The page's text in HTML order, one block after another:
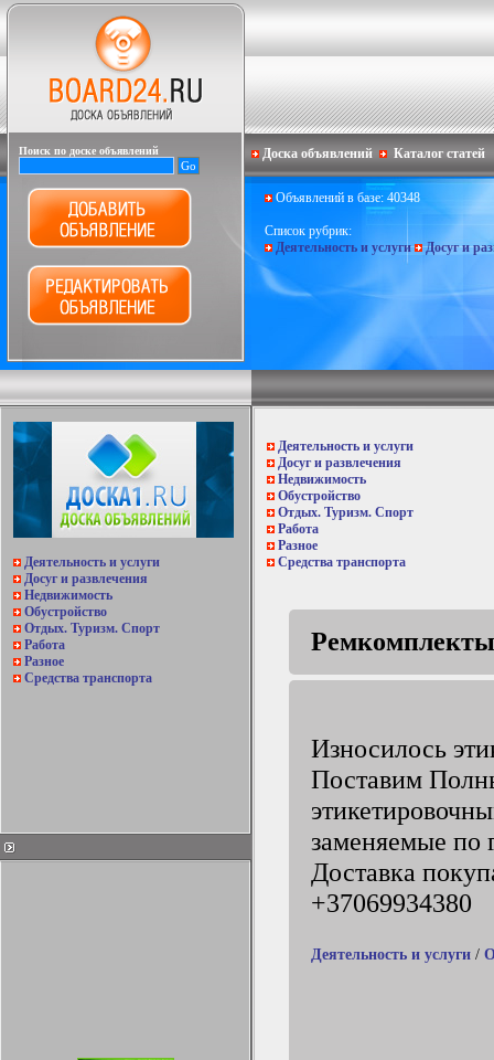
Поиск по доске объявлений
Деятельность и услуги
Досуг и развлечения
Недвижимость
Обустройство
Отдых. Туризм. Спорт
Работа
Разное
Средства транспорта
Доска объявлений Каталог статей
Объявлений в базе: 40348
Список рубрик:
Деятельность и услуги
Досуг и
Деятельность и услуги
Досуг и развлечения
Недвижимость
Обустройство
Отдых. Туризм. Спорт
Работа
Разное
Средства транспорта
Износилось
Поставим
заменяемые по
Доставка
+37069934380
Деятельность и услуги /